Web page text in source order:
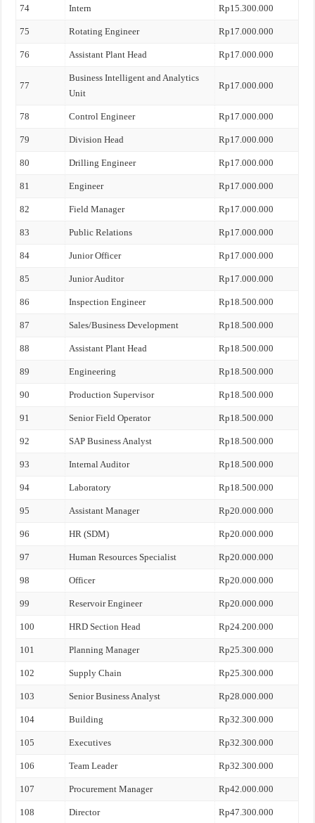
74 Intern Rp15.300.000
75 Rotating Engineer Rp17.000.000
76 Assistant Plant Head Rp17.000.000
77
Business Intelligent and Analytics
Unit
Rp17.000.000
78 Control Engineer Rp17.000.000
79 Division Head Rp17.000.000
80 Drilling Engineer Rp17.000.000
81 Engineer Rp17.000.000
82 Field Manager Rp17.000.000
83 Public Relations Rp17.000.000
84 Junior Officer Rp17.000.000
85 Junior Auditor Rp17.000.000
86 Inspection Engineer Rp18.500.000
87 Sales/Business Development Rp18.500.000
88 Assistant Plant Head Rp18.500.000
89 Engineering Rp18.500.000
90 Production Supervisor Rp18.500.000
91 Senior Field Operator Rp18.500.000
92 SAP Business Analyst Rp18.500.000
93 Internal Auditor Rp18.500.000
94 Laboratory Rp18.500.000
95 Assistant Manager Rp20.000.000
96 HR (SDM) Rp20.000.000
97 Human Resources Specialist Rp20.000.000
98 Officer Rp20.000.000
99 Reservoir Engineer Rp20.000.000
100 HRD Section Head Rp24.200.000
101 Planning Manager Rp25.300.000
102 Supply Chain Rp25.300.000
103 Senior Business Analyst Rp28.000.000
104 Building Rp32.300.000
105 Executives Rp32.300.000
106 Team Leader Rp32.300.000
107 Procurement Manager Rp42.000.000
108 Director Rp47.300.000